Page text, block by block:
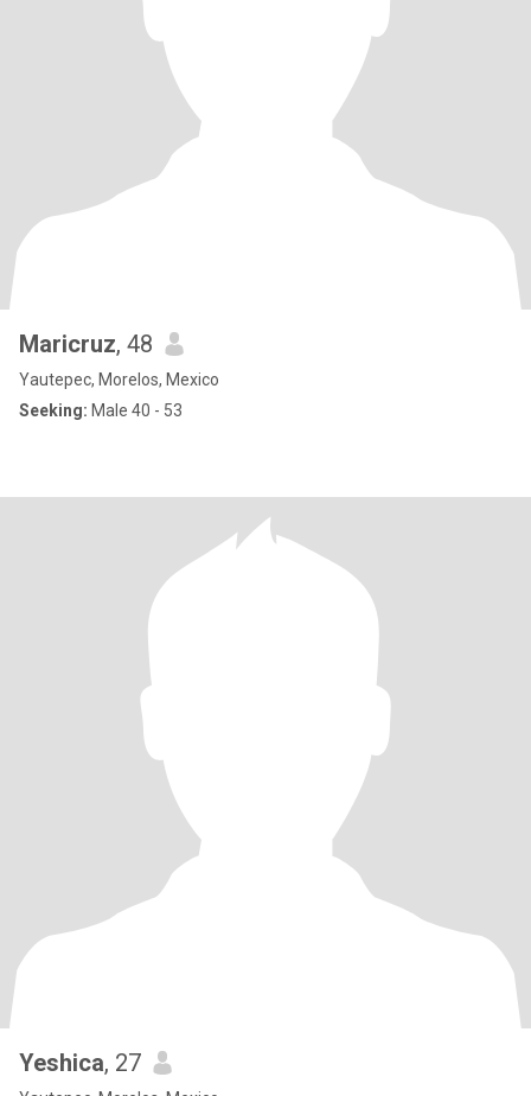
Maricruz, 48
Yautepec, Morelos, Mexico
Seeking: Male 40 - 53
Yeshica, 27